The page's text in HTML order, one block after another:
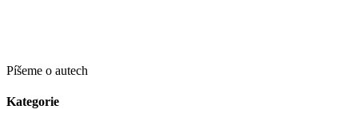
Píšeme o autech
Kategorie